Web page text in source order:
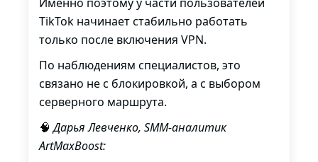
TikTok начинает стабильно работать
только после включения VPN.
По наблюдениям специалистов, это
связано не с блокировкой, а с выбором
серверного маршрута.
🧠Дарья Левченко, SMM-аналитик
ArtMaxBoost: